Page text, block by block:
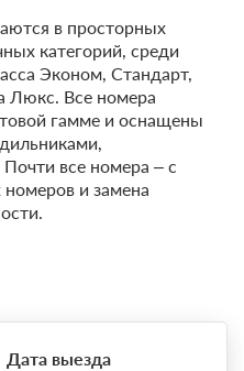
в просторных
категорий, среди
Эконом, Стандарт,
Люкс. Все номера
гамме и оснащены
все номера – с
и замена
Дата выезда